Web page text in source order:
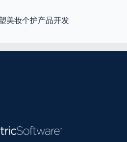
美妆个护产品开发